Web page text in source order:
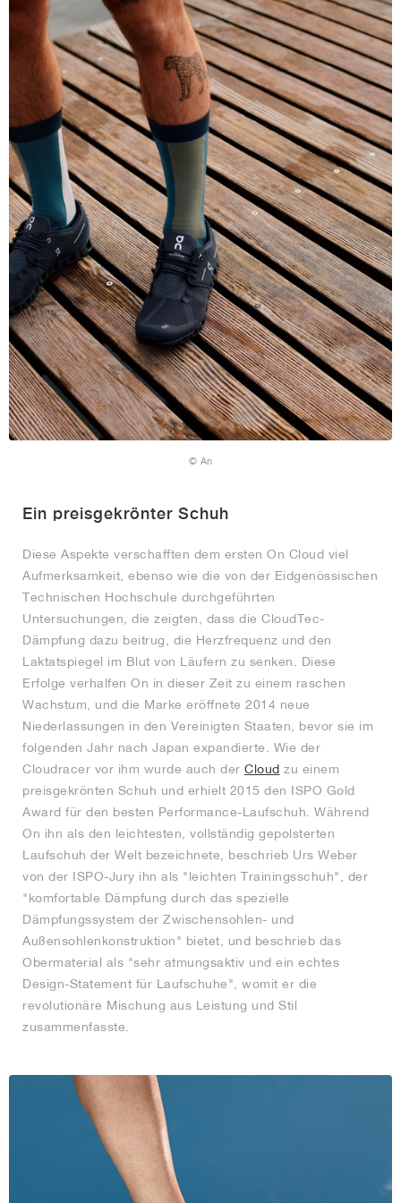
© An
Ein preisgekrönter Schuh
Diese Aspekte verschafften dem ersten On Cloud viel
Aufmerksamkeit, ebenso wie die von der Eidgenössischen
Technischen Hochschule durchgeführten
Untersuchungen, die zeigten, dass die CloudTec-
Dämpfung dazu beitrug, die Herzfrequenz und den
Laktatspiegel im Blut von Läufern zu senken. Diese
Erfolge verhalfen On in dieser Zeit zu einem raschen
Wachstum, und die Marke eröffnete 2014 neue
Niederlassungen in den Vereinigten Staaten, bevor sie im
folgenden Jahr nach Japan expandierte. Wie der
Cloudracer vor ihm wurde auch der Cloud zu einem
preisgekrönten Schuh und erhielt 2015 den ISPO Gold
Award für den besten Performance-Laufschuh. Während
On ihn als den leichtesten, vollständig gepolsterten
Laufschuh der Welt bezeichnete, beschrieb Urs Weber
von der ISPO-Jury ihn als "leichten Trainingsschuh", der
"komfortable Dämpfung durch das spezielle
Dämpfungssystem der Zwischensohlen- und
Außensohlenkonstruktion" bietet, und beschrieb das
Obermaterial als "sehr atmungsaktiv und ein echtes
Design-Statement für Laufschuhe", womit er die
revolutionäre Mischung aus Leistung und Stil
zusammenfasste.